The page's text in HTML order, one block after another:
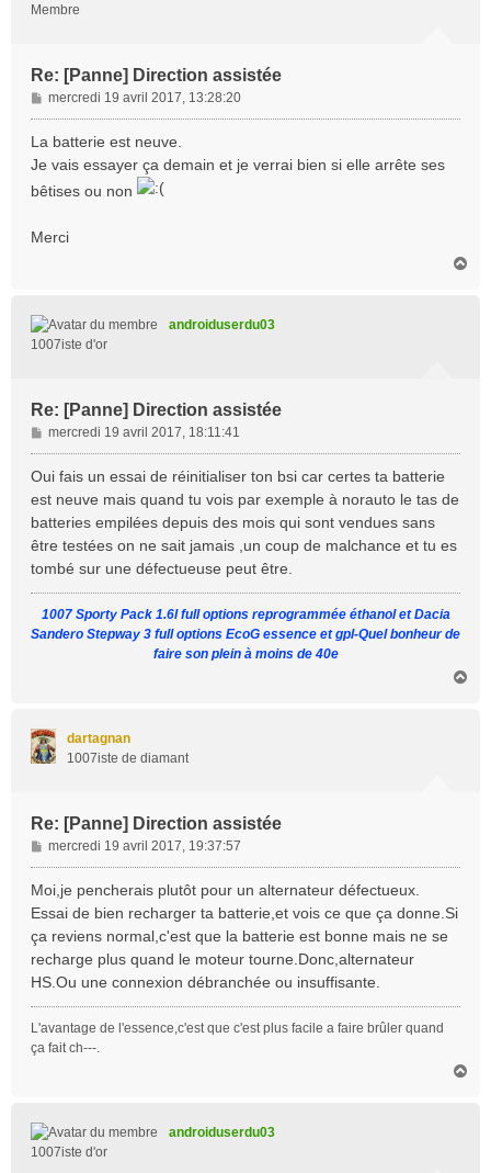
Membre
Re: [Panne] Direction assistée
M
e
s
g
mercredi 19 avril 2017, 13:28:20
La batterie est neuve.
Je vais essayer ça demain et je verrai bien si elle arrête ses
bêtises ou non
Merci
androiduserdu03
1007iste d'or
Re: [Panne] Direction assistée
M
e
s
g
e
mercredi 19 avril 2017, 18:11:41
Oui fais un essai de réinitialiser ton bsi car certes ta batterie
est neuve mais quand tu vois par exemple à norauto le tas de
batteries empilées depuis des mois qui sont vendues sans
être testées on ne sait jamais ,un coup de malchance et tu es
tombé sur une défectueuse peut être.
1007 Sporty Pack 1.6l full options reprogrammée éthanol et Dacia
Sandero Stepway 3 full options EcoG essence et gpl-Quel bonheur de
faire son plein à moins de 40e
dartagnan
1007iste de diamant
Re: [Panne] Direction assistée
M
e
s
g
e
mercredi 19 avril 2017, 19:37:57
Moi,je pencherais plutôt pour un alternateur défectueux.
Essai de bien recharger ta batterie,et vois ce que ça donne.Si
ça reviens normal,c'est que la batterie est bonne mais ne se
recharge plus quand le moteur tourne.Donc,alternateur
HS.Ou une connexion débranchée ou insuffisante.
L'avantage de l'essence,c'est que c'est plus facile a faire brûler quand
ça fait ch---.
androiduserdu03
1007iste d'or